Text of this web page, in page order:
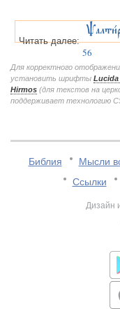
Читать далее:
56
Для корректного
установить шрифты Lucida
Hirmos (для текстов на
поддерживает технологию
Библия Мысли
Ссылки
Дизайн